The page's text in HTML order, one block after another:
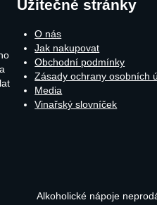
Užitečné stránky
O nás
Jak nakupovat
Obchodní podmínky
Zásady ochrany osobních
Media
Vinařský slovníček
Alkoholické nápoje